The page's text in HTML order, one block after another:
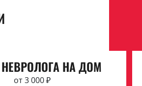
НА ДОМ
от 3 000 ₽